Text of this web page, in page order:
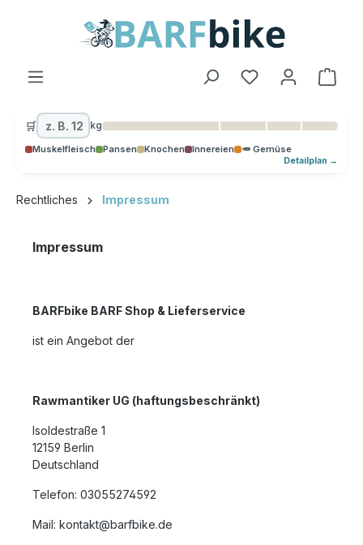
🛒 kg
Muskelfleisch Pansen Knochen Innereien 🥕 Gemüse
Detailplan →
Rechtliches Impressum
Impressum
BARFbike BARF Shop & Lieferservice
ist ein Angebot der
Rawmantiker UG (haftungsbeschränkt)
Isoldestraße 1
12159 Berlin
Deutschland
Telefon: 03055274592
Mail: kontakt@barfbike.de